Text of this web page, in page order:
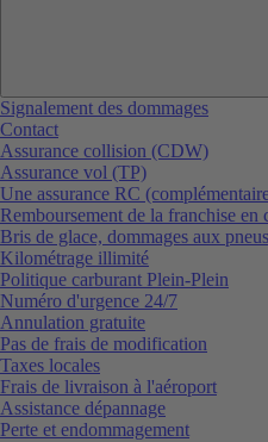
Signalement des dommages
Contact
Assurance collision (CDW)
Assurance vol (TP)
Une assurance RC
Remboursement de la franchise en
Bris de glace, dommages aux
Kilométrage illimité
Politique carburant Plein-Plein
Numéro d'urgence 24/7
Annulation gratuite
Pas de frais de modification
Taxes locales
Frais de livraison à l'aéroport
Assistance dépannage
Perte et endommagement